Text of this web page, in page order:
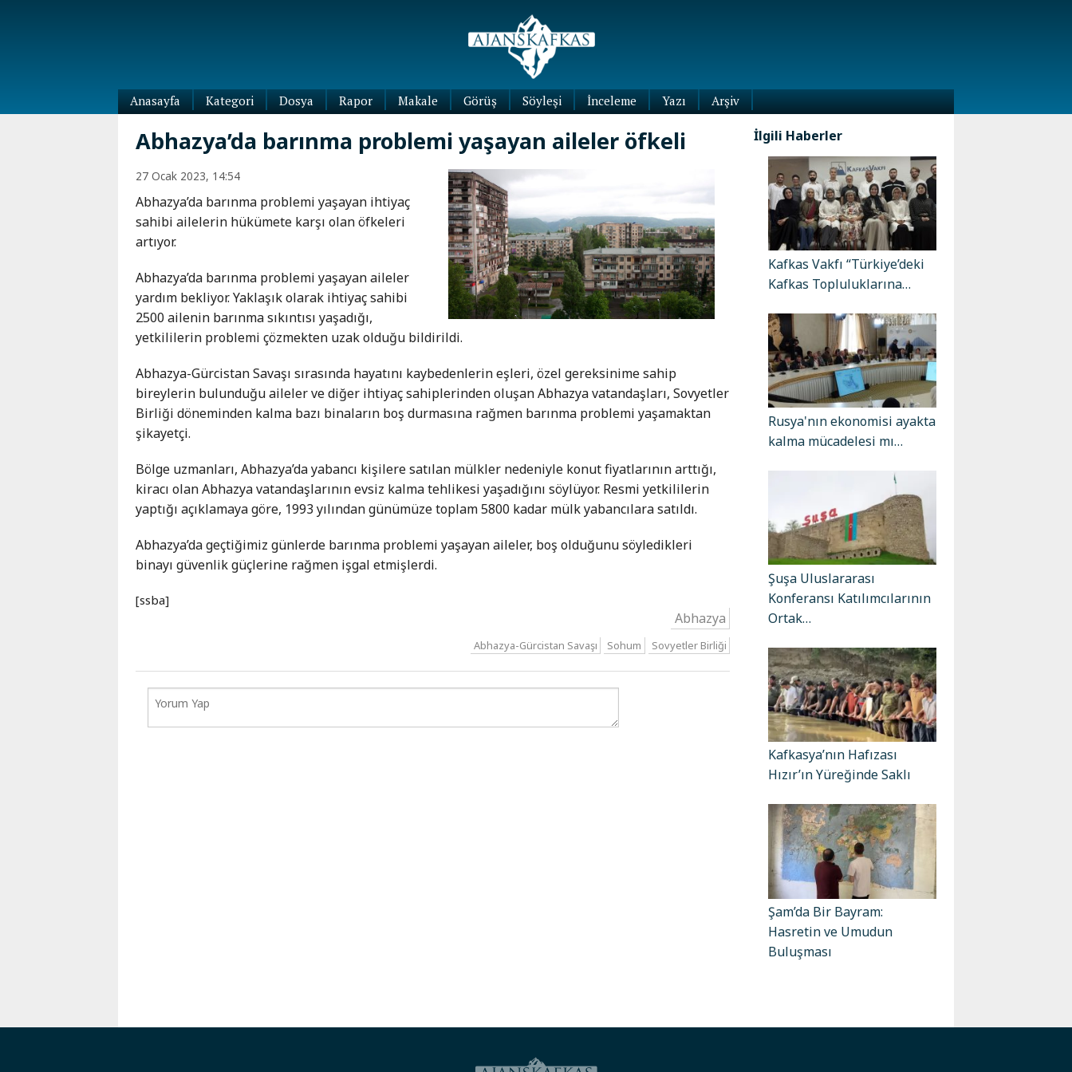
Anasayfa
Kategori
Dünya
Abhazya
Adıgey
Çeçenya
Güney
İnguşetya
Kabardey-
Balkar
Karaçay-
Çerkes
Krasnodar
Osetya
Stavropol
Kray
Kafkas-
Ötesi
Azerbaycan
Dosya Rapor Makale Görüş Söyleşi İnceleme
Yazı
Yazıları
Arşiv
Abhazya’da barınma problemi yaşayan aileler öfkeli
27 Ocak 2023, 14:54
Abhazya’da barınma problemi yaşayan ihtiyaç
sahibi ailelerin hükümete karşı olan öfkeleri
artıyor.
Abhazya’da barınma problemi yaşayan aileler
yardım bekliyor. Yaklaşık olarak ihtiyaç sahibi
2500 ailenin barınma sıkıntısı yaşadığı,
yetkililerin problemi çözmekten uzak olduğu bildirildi.
Abhazya-Gürcistan Savaşı sırasında hayatını kaybedenlerin eşleri, özel gereksinime sahip
bireylerin bulunduğu aileler ve diğer ihtiyaç sahiplerinden oluşan Abhazya vatandaşları, Sovyetler
Birliği döneminden kalma bazı binaların boş durmasına rağmen barınma problemi yaşamaktan
şikayetçi.
Bölge uzmanları, Abhazya’da yabancı kişilere satılan mülkler nedeniyle konut fiyatlarının arttığı,
kiracı olan Abhazya vatandaşlarının evsiz kalma tehlikesi yaşadığını söylüyor. Resmi yetkililerin
yaptığı açıklamaya göre, 1993 yılından günümüze toplam 5800 kadar mülk yabancılara satıldı.
Abhazya’da geçtiğimiz günlerde barınma problemi yaşayan aileler, boş olduğunu söyledikleri
binayı güvenlik güçlerine rağmen işgal etmişlerdi.
[ssba]
Abhazya
Abhazya-Gürcistan Savaşı Sohum Sovyetler Birliği
İlgili Haberler
Kafkas Vakfı “Türkiye’deki
Kafkas Topluluklarına…
Rusya'nın ekonomisi ayakta
kalma mücadelesi mı…
Şuşa Uluslararası
Konferansı Katılımcılarının
Ortak…
Kafkasya’nın Hafızası
Hızır’ın Yüreğinde Saklı
Şam’da Bir Bayram:
Hasretin ve Umudun
Buluşması